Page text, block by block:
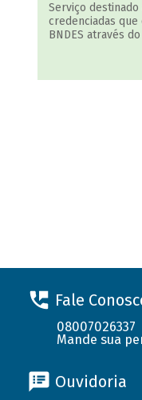
Serviço
credenciadas
BNDES através
Fale
08007026337
Mande sua
Ouvidoria